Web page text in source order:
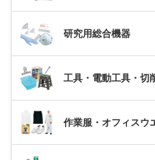
研究用総合機器
工具・電動工具・切
作業服・オフィスウ